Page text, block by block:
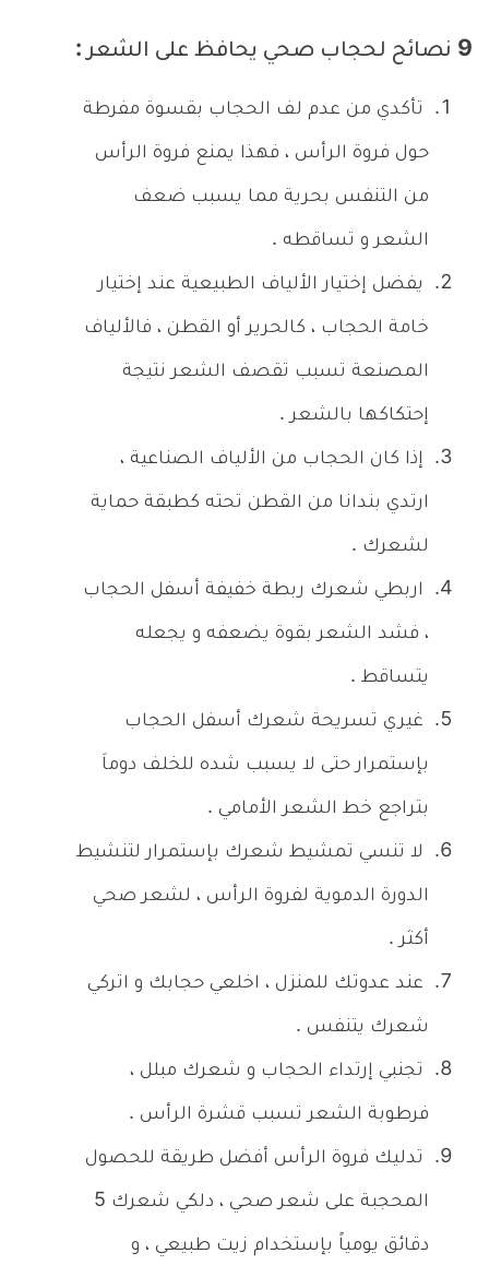
9 نصائح لحجاب صحي يحافظ على الشعر :
تأكدي من عدم لف الحجاب بقسوة مفرطة
حول فروة الرأس ، فهذا يمنع فروة الرأس
من التنفس بحرية مما يسبب ضعف
الشعر و تساقطه .
يفضل إختيار الألياف الطبيعية عند إختيار
خامة الحجاب ، كالحرير أو القطن ، فالألياف
المصنعة تسبب تقصف الشعر نتيجة
إحتكاكها بالشعر .
إذا كان الحجاب من الألياف الصناعية ،
ارتدي بندانا من القطن تحته كطبقة حماية
لشعرك .
اربطي شعرك ربطة خفيفة أسفل الحجاب
، فشد الشعر بقوة يضعفه و يجعله
يتساقط .
غيري تسريحة شعرك أسفل الحجاب
بإستمرار حتى لا يسبب شده للخلف دوماَ
بتراجع خط الشعر الأمامي .
لا تنسي تمشيط شعرك بإستمرار لتنشيط
الدورة الدموية لفروة الرأس ، لشعر صحي
أكثر .
عند عدوتك للمنزل ، اخلعي حجابك و اتركي
شعرك يتنفس .
تجنبي إرتداء الحجاب و شعرك مبلل ،
فرطوبة الشعر تسبب قشرة الرأس .
تدليك فروة الرأس أفضل طريقة للحصول
المحجبة على شعر صحي ، دلكي شعرك 5
دقائق يومياً بإستخدام زيت طبيعي ، و